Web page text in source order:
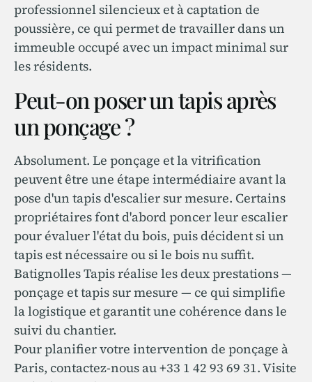
professionnel silencieux et à captation de
poussière, ce qui permet de travailler dans un
immeuble occupé avec un impact minimal sur
les résidents.
Peut-on poser un tapis après
un ponçage ?
Absolument. Le ponçage et la vitrification
peuvent être une étape intermédiaire avant la
pose d'un tapis d'escalier sur mesure. Certains
propriétaires font d'abord poncer leur escalier
pour évaluer l'état du bois, puis décident si un
tapis est nécessaire ou si le bois nu suffit.
Batignolles Tapis réalise les deux prestations —
ponçage et tapis sur mesure — ce qui simplifie
la logistique et garantit une cohérence dans le
suivi du chantier.
Pour planifier votre intervention de ponçage à
Paris, contactez-nous au +33 1 42 93 69 31. Visite